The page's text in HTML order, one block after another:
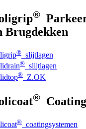
®
Brugdekken
® slijtlagen
® slijtlagen
® Z.OK
®
® coatingsystemen